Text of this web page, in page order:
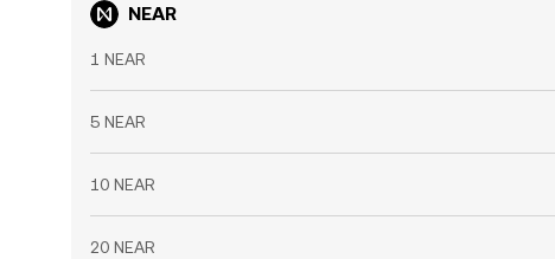
NEAR
1 NEAR
5 NEAR
10 NEAR
20 NEAR